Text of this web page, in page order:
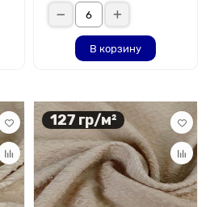
В корзину
127 гр/м²